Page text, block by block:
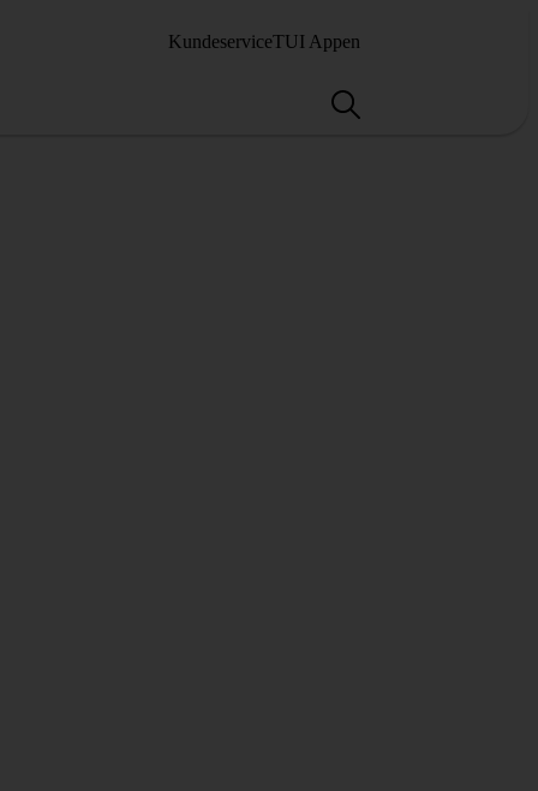
KundeserviceTUI Appen